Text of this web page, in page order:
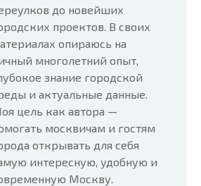
до новейших
проектов. В своих
опираюсь на
многолетний опыт,
знание городской
и актуальные данные.
цель как автора —
москвичам и гостям
открывать для себя
интересную, удобную и
Москву.